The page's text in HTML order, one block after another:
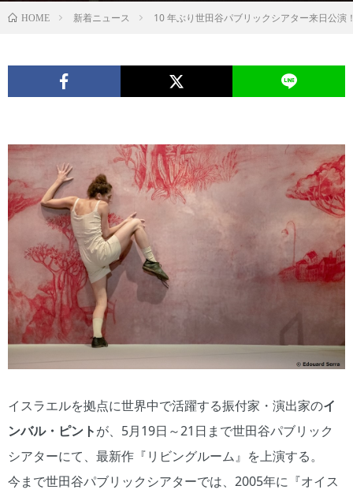
HOME 新着ニュース 10 年ぶり世田谷パブリックシアター来日公
イスラエルを拠点に世界中で活躍する振付家・演出家のイ
ンバル・ピントが、5月19日～21日まで世田谷パブリック
シアターにて、最新作『リビングルーム』を上演する。
今まで世田谷パブリックシアターでは、2005年に『オイス